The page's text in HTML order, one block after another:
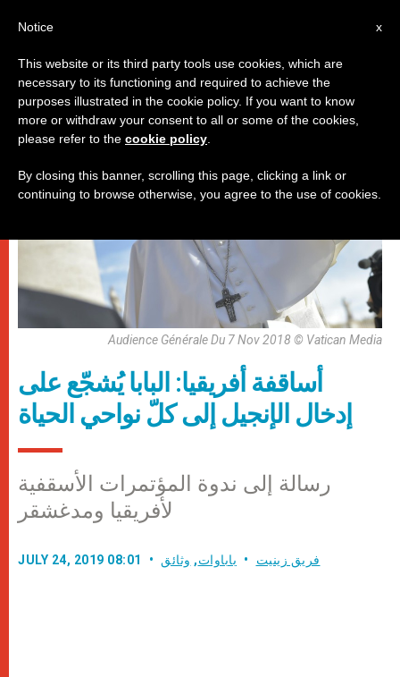
باباوات,وثائق
Audience Générale Du 7 Nov 2018 © Vatican Media
أساقفة أفريقيا: البابا يُشجّع على
إدخال الإنجيل إلى كلّ نواحي الحياة
رسالة إلى ندوة المؤتمرات الأسقفية
لأفريقيا ومدغشقر
JULY 24, 2019 08:01 فريق زينيت باباوات, وثائق
x
Notice
This website or its third party tools use cookies, which are
necessary to its functioning and required to achieve the
purposes illustrated in the cookie policy. If you want to know
more or withdraw your consent to all or some of the cookies,
please refer to the cookie policy
By closing this banner, scrolling this page, clicking a link or
continuing to browse otherwise, you agree to the use of cookies.